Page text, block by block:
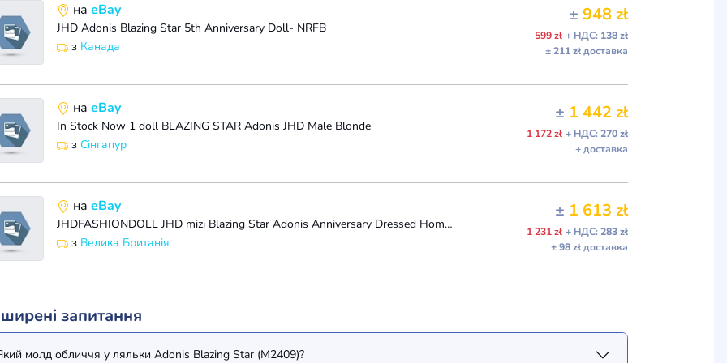
на eBay
JHD Adonis Blazing Star 5th Anniversary Doll- NRFB
з Канада
± 948 zł
599 zł + НДС: 138 zł
± 211 złдоставка
на eBay
In Stock Now 1 doll BLAZING STAR Adonis JHD Male Blonde
з Сінгапур
± 1 442 zł
1 172 zł + НДС:270 zł
+ доставка
на eBay
JHDFASHIONDOLL JHD mizi Blazing Star Adonis Anniversary Dressed Homme Doll New
з Велика Британія
± 1 613 zł
1 231 zł + НДС:283 zł
± 98 złдоставка
запитання
молд обличчя у ляльки Adonis Blazing Star (M2409)?